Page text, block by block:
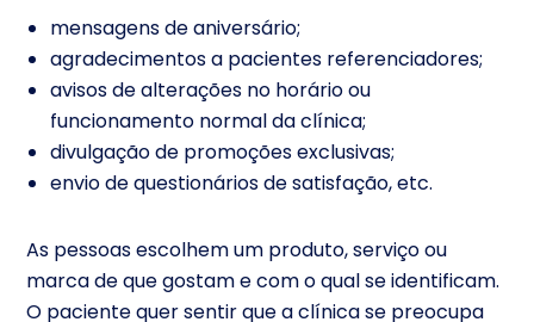
mensagens de aniversário;
agradecimentos a pacientes referenciadores;
avisos de alterações no horário ou
funcionamento normal da clínica;
divulgação de promoções exclusivas;
envio de questionários de satisfação, etc.
As pessoas escolhem um produto, serviço ou
marca de que gostam e com o qual se identificam.
O paciente quer sentir que a clínica se preocupa